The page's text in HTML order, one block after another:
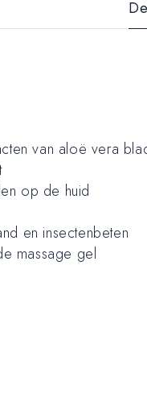
van aloë vera
op de huid
en insectenbeten
massage gel